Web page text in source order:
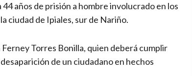
años de prisión a hombre involucrado en los
ciudad de Ipiales, sur de Nariño.
Torres Bonilla, quien deberá cumplir
de un ciudadano en hechos